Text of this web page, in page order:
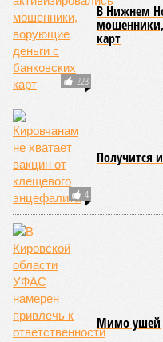
223
В Нижнем
карт
4
Получится
Мимо ушей